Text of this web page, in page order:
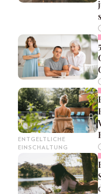
ENTGELTLICHE
EINSCHALTUNG